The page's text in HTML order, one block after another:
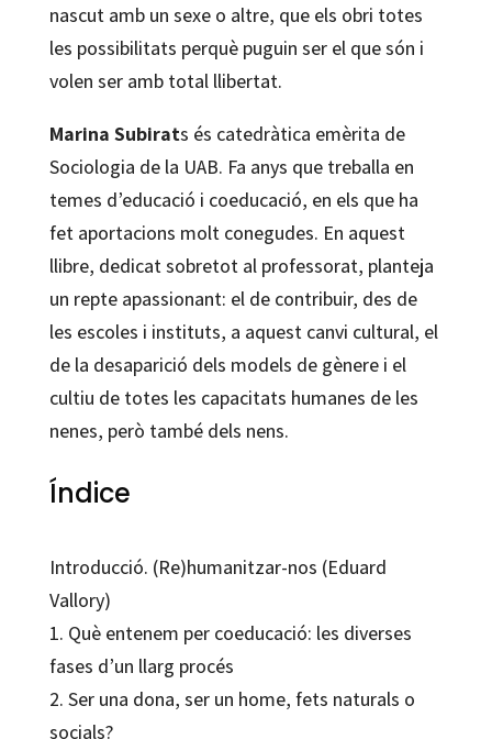
nascut amb un sexe o altre, que els obri totes
les possibilitats perquè puguin ser el que són i
volen ser amb total llibertat.
Marina Subirats és catedràtica emèrita de
Sociologia de la UAB. Fa anys que treballa en
temes d’educació i coeducació, en els que ha
fet aportacions molt conegudes. En aquest
llibre, dedicat sobretot al professorat, planteja
un repte apassionant: el de contribuir, des de
les escoles i instituts, a aquest canvi cultural, el
de la desaparició dels models de gènere i el
cultiu de totes les capacitats humanes de les
nenes, però també dels nens.
Índice
Introducció. (Re)humanitzar-nos (Eduard
Vallory)
1. Què entenem per coeducació: les diverses
fases d’un llarg procés
2. Ser una dona, ser un home, fets naturals o
socials?